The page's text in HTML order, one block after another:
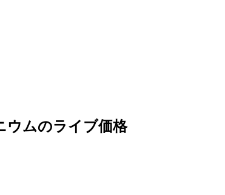
ウムのライブ価格